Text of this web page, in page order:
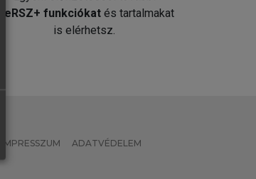
MeRSZ+ funkciókat és tartalmakat
is elérhetsz.
IMPRESSZUM ADATVÉDELEM